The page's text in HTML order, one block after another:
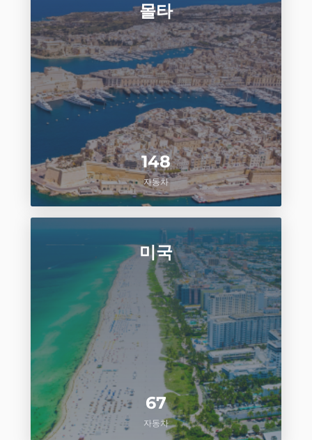
148
자동차
몰타
67
자동차
미국